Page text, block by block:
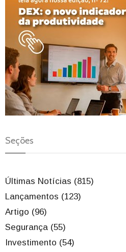
Seções
Últimas Notícias (815)
Lançamentos (123)
Artigo (96)
Segurança (55)
Investimento (54)